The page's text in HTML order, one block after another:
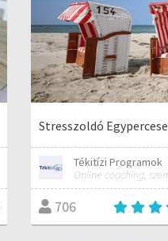
Stresszoldó
Tékitízi Programok
706